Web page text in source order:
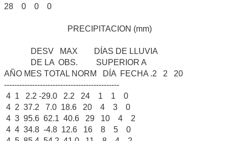
28 0 0 0
PRECIPITACION (mm)
DESV MAX DÍAS DE LLUVIA
DE LA OBS. SUPERIOR A
AÑO MES TOTAL NORM DÍA FECHA .2 2 20
---------------------------------------------
4 1 2.2 -29.0 2.2 24 1 1 0
4 2 37.2 7.0 18.6 20 4 3 0
4 3 95.6 62.1 40.6 29 10 4 2
4 4 34.8 -4.8 12.6 16 8 5 0